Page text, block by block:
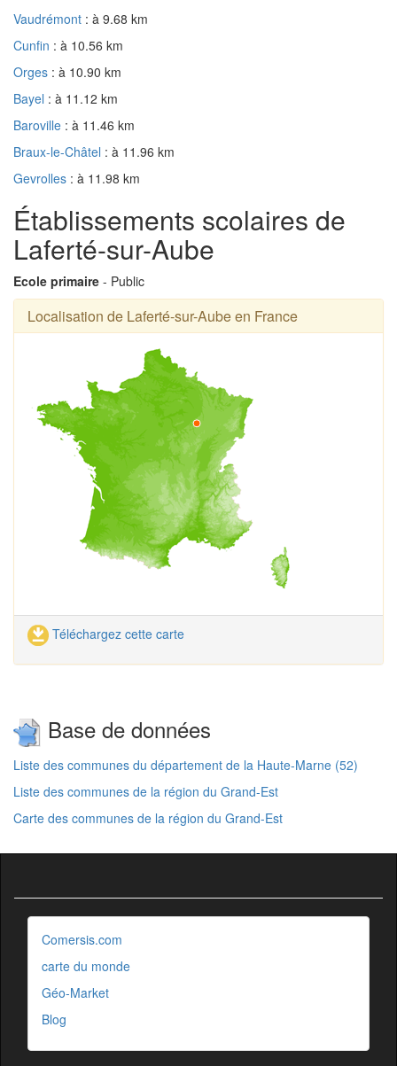
Vaudrémont : à 9.68 km
Cunfin : à 10.56 km
Orges : à 10.90 km
Bayel : à 11.12 km
Baroville : à 11.46 km
Braux-le-Châtel : à 11.96 km
Gevrolles : à 11.98 km
Établissements scolaires de
Laferté-sur-Aube
Ecole primaire - Public
Localisation de Laferté-sur-Aube en France
Téléchargez cette carte
Base de données
Liste des communes du département de la Haute-Marne (52)
Liste des communes de la région du Grand-Est
Carte des communes de la région du Grand-Est
Comersis.com
carte du monde
Géo-Market
Blog